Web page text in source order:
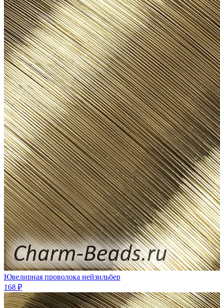
Ювелирная проволока нейзильбер
168 ₽